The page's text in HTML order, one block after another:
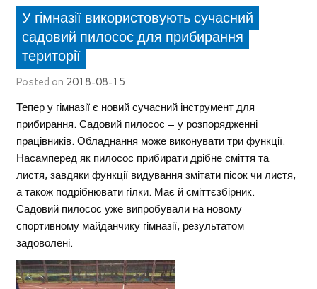
У гімназії використовують сучасний
садовий пилосос для прибирання
території
Posted on 2018-08-15
Тепер у гімназії є новий сучасний інструмент для
прибирання. Садовий пилосос – у розпорядженні
працівників. Обладнання може виконувати три функції.
Насамперед як пилосос прибирати дрібне сміття та
листя, завдяки функції видування змітати пісок чи листя,
а також подрібнювати гілки. Має й сміттєзбірник.
Садовий пилосос уже випробували на новому
спортивному майданчику гімназії, результатом
задоволені.